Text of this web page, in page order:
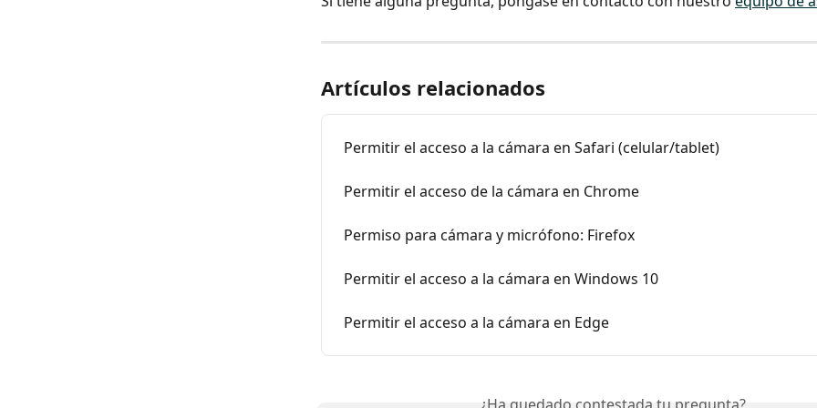
Artículos relacionados
Permitir el acceso a la cámara en Safari (celular/tablet)
Permitir el acceso de la cámara en Chrome
Permiso para cámara y micrófono: Firefox
Permitir el acceso a la cámara en Windows 10
Permitir el acceso a la cámara en Edge